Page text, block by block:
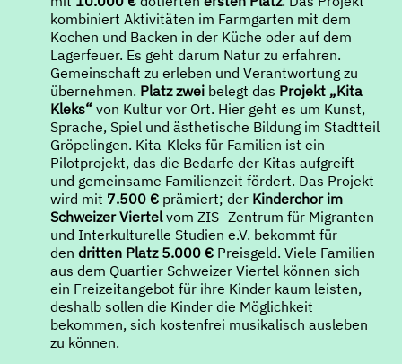
kombiniert Aktivitäten im Farmgarten mit dem
Kochen und Backen in der Küche oder auf dem
Lagerfeuer. Es geht darum Natur zu erfahren.
Gemeinschaft zu erleben und Verantwortung zu
übernehmen. Platz zweibelegt das Projekt „Kita
Kleks“von Kultur vor Ort. Hier geht es um Kunst,
Sprache, Spiel und ästhetische Bildung im Stadtteil
Gröpelingen. Kita-Kleks für Familien ist ein
Pilotprojekt, das die Bedarfe der Kitas aufgreift
und gemeinsame Familienzeit fördert. Das Projekt
wird mit 7.500 €prämiert; der Kinderchor im
Schweizer Viertelvom ZIS- Zentrum für Migranten
und Interkulturelle Studien e.V. bekommt für
den dritten Platz 5.000 €Preisgeld. Viele Familien
aus dem Quartier Schweizer Viertel können sich
ein Freizeitangebot für ihre Kinder kaum leisten,
deshalb sollen die Kinder die Möglichkeit
bekommen, sich kostenfrei musikalisch ausleben
zu können.